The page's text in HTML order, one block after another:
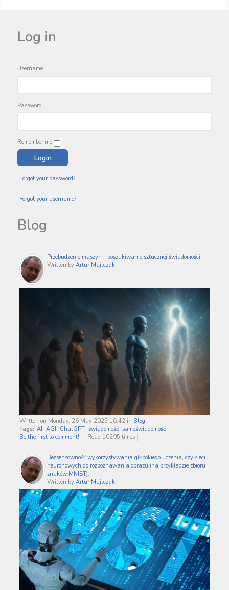
Log in
Username
Password
Remember me
Forgot your password?
Forgot your username?
Blog
Przebudzenie maszyn - poszukiwanie sztucznej świadomości
Written by Artur Majtczak
Written on Monday, 26 May 2025 16:42 in Blog
Tags: AI AGI ChatGPT świadomość samoświadomość
Be the first to comment!
Read 10295 times
Bezsensowność wykorzystywania głębokiego uczenia, czy sieci
neuronowych do rozpoznawania obrazu (na przykładzie zbioru
znaków MNIST).
Written by Artur Majtczak